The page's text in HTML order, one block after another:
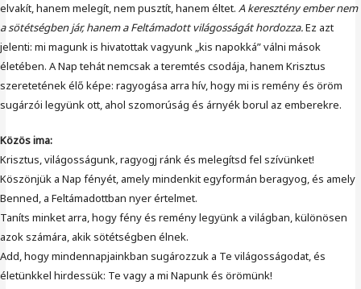
elvakít, hanem melegít, nem pusztít, hanem éltet.A keresztény ember nem
a sötétségben jár, hanem a Feltámadott világosságát hordozza.Ez azt
jelenti: mi magunk is hivatottak vagyunk „kis napokká” válni mások
életében. A Nap tehát nemcsak a teremtés csodája, hanem Krisztus
szeretetének élő képe: ragyogása arra hív, hogy mi is remény és öröm
sugárzói legyünk ott, ahol szomorúság és árnyék borul az emberekre.
Közös ima:
Krisztus, világosságunk, ragyogj ránk és melegítsd fel szívünket!
Köszönjük a Nap fényét, amely mindenkit egyformán beragyog, és amely
Benned, a Feltámadottban nyer értelmet.
Taníts minket arra, hogy fény és remény legyünk a világban, különösen
azok számára, akik sötétségben élnek.
Add, hogy mindennapjainkban sugározzuk a Te világosságodat, és
életünkkel hirdessük: Te vagy a mi Napunk és örömünk!